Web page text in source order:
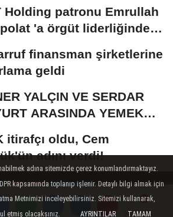
Yorumlar
Yorumlar
Holding patronu Emrullah
'a örgüt liderliğinden
finansman şirketlerine
geldi
YALÇIN VE SERDAR
ARASINDA YEMEK
itirafçı oldu, Cem
adını verdi!
adına sitemizde çerez konumlandırmaktayız.
kapsamında toplanıp işlenir. Detaylı bilgi almak için
Metnimizi inceleyebilirsiniz. Sitemizi kullanarak,
etmiş olacaksınız.
AYRINTILAR TAMAM